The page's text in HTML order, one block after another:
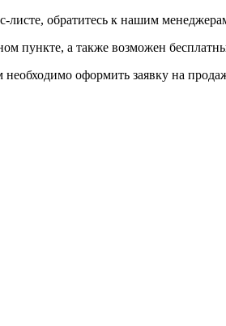
обратитесь к нашим
пункте, а также возможен
оформить заявку на